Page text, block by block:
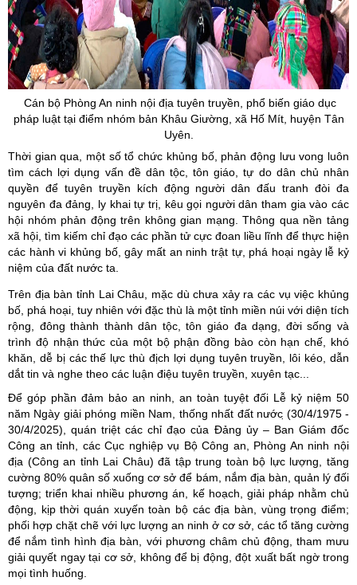
Cán bộ Phòng An ninh nội địa tuyên truyền, phổ biến giáo dục
pháp luật tại điểm nhóm bản Khâu Giường, xã Hố Mít, huyện Tân
Uyên.
Thời gian qua, một số tổ chức khủng bố, phản động lưu vong luôn
tìm cách lợi dụng vấn đề dân tộc, tôn giáo, tự do dân chủ nhân
quyền để tuyên truyền kích động người dân đấu tranh đòi đa
nguyên đa đảng, ly khai tự trị, kêu gọi người dân tham gia vào các
hội nhóm phản động trên không gian mạng. Thông qua nền tảng
xã hội, tìm kiếm chỉ đạo các phần tử cực đoan liều lĩnh để thực hiện
các hành vi khủng bố, gây mất an ninh trật tự, phá hoại ngày lễ kỷ
niệm của đất nước ta.
Trên địa bàn tỉnh Lai Châu, mặc dù chưa xảy ra các vụ việc khủng
bố, phá hoại, tuy nhiên với đặc thù là một tỉnh miền núi với diện tích
rộng, đông thành thành dân tộc, tôn giáo đa dạng, đời sống và
trình độ nhận thức của một bộ phận đồng bào còn hạn chế, khó
khăn, dễ bị các thế lực thù địch lợi dụng tuyên truyền, lôi kéo, dẫn
dắt tin và nghe theo các luận điệu tuyên truyền, xuyên tạc...
Để góp phần đảm bảo an ninh, an toàn tuyệt đối Lễ kỷ niệm 50
năm Ngày giải phóng miền Nam, thống nhất đất nước ̣(30/4/1975 -
30/4/2025), quán triệt các chỉ đạo của Đảng ủy – Ban Giám đốc
Công an tỉnh, các Cục nghiệp vụ Bộ Công an, Phòng An ninh nội
địa (Công an tỉnh Lai Châu) đã tập trung toàn bộ lực lượng, tăng
cường 80% quân số xuống cơ sở để bám, nắm địa bàn, quản lý đối
tượng; triển khai nhiều phương án, kế hoạch, giải pháp nhằm chủ
động, kịp thời quán xuyến toàn bộ các địa bàn, vùng trọng điểm;
phối hợp chặt chẽ với lực lượng an ninh ở cơ sở, các tổ tăng cường
để nắm tình hình địa bàn, với phương châm chủ động, tham mưu
giải quyết ngay tại cơ sở, không để bị động, đột xuất bất ngờ trong
mọi tình huống.